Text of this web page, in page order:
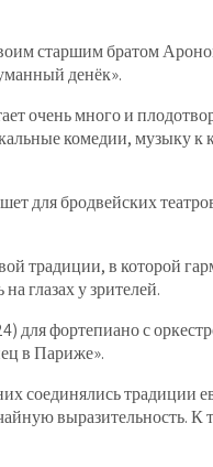
старшим братом
денёк».
очень много и
комедии, музыку
бродвейских
традиции, в которой
глазах у зрителей.
фортепиано с
в Париже».
соединялись традиции
выразительность.